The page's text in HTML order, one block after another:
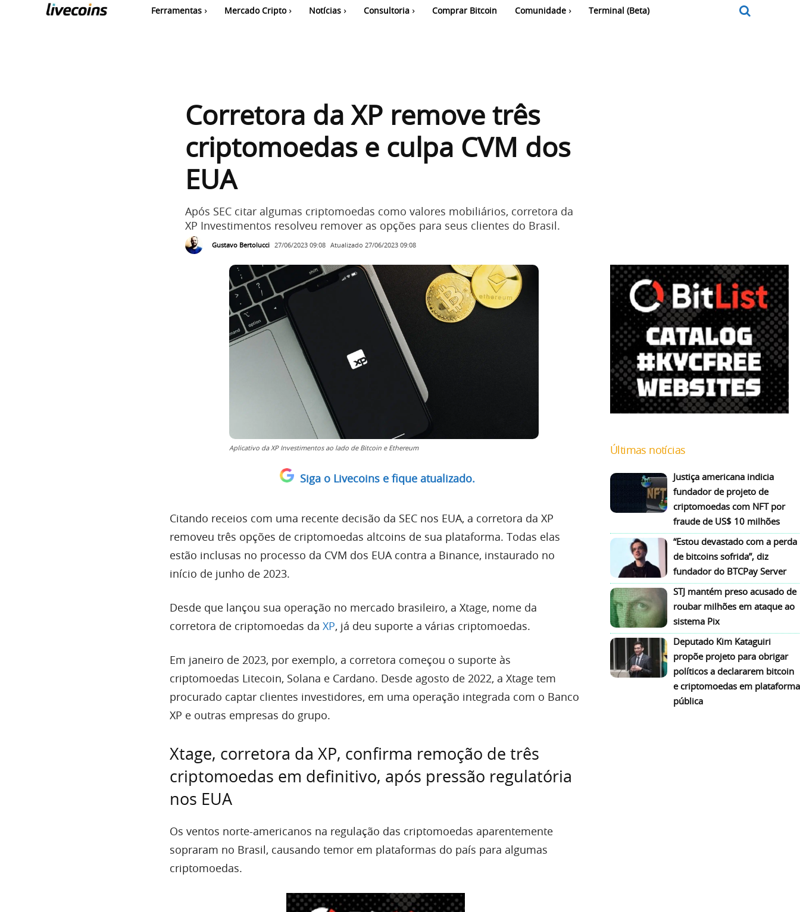
Ferramentas Mercado Cripto Notícias Consultoria Comprar Bitcoin Comunidade Terminal (Beta)
Corretora da XP remove três
criptomoedas e culpa CVM dos
EUA
Após SEC citar algumas criptomoedas como valores mobiliários, corretora da
XP Investimentos resolveu remover as opções para seus clientes do Brasil.
Gustavo Bertolucci 27/06/2023 09:08 Atualizado 27/06/2023 09:08
Aplicativo da XP Investimentos ao lado de Bitcoin e Ethereum
Siga o Livecoins e fique atualizado.
Citando receios com uma recente decisão da SEC nos EUA, a corretora da XP
removeu três opções de criptomoedas altcoins de sua plataforma. Todas elas
estão inclusas no processo da CVM dos EUA contra a Binance, instaurado no
início de junho de 2023.
Desde que lançou sua operação no mercado brasileiro, a Xtage, nome da
corretora de criptomoedas da XP, já deu suporte a várias criptomoedas.
Em janeiro de 2023, por exemplo, a corretora começou o suporte às
criptomoedas Litecoin, Solana e Cardano. Desde agosto de 2022, a Xtage tem
procurado captar clientes investidores, em uma operação integrada com o Banco
XP e outras empresas do grupo.
Xtage, corretora da XP, confirma remoção de três
criptomoedas em definitivo, após pressão regulatória
nos EUA
Os ventos norte-americanos na regulação das criptomoedas aparentemente
sopraram no Brasil, causando temor em plataformas do país para algumas
criptomoedas.
Últimas notícias
Justiça americana indicia
fundador de projeto de
criptomoedas com NFT por
fraude de US$ 10 milhões
“Estou devastado com a perda
de bitcoins sofrida”, diz
fundador do BTCPay Server
STJ mantém preso acusado de
roubar milhões em ataque ao
sistema Pix
Deputado Kim Kataguiri
propõe projeto para obrigar
políticos a declararem bitcoin
e criptomoedas em plataforma
pública